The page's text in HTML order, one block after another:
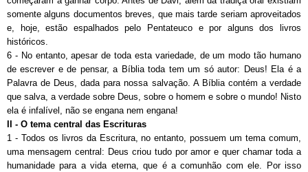
somente alguns documentos breves, que mais tarde seriam aproveitados
e, hoje, estão espalhados pelo Pentateuco e por alguns dos livros
históricos.
6 - No entanto, apesar de toda esta variedade, de um modo tão humano
de escrever e de pensar, a Bíblia toda tem um só autor: Deus! Ela é a
Palavra de Deus, dada para nossa salvação. A Bíblia contém a verdade
que salva, a verdade sobre Deus, sobre o homem e sobre o mundo! Nisto
ela é infalível, não se engana nem engana!
II - O tema central das Escrituras
1 - Todos os livros da Escritura, no entanto, possuem um tema comum,
uma mensagem central: Deus criou tudo por amor e quer chamar toda a
humanidade para a vida eterna, que é a comunhão com ele. Por isso